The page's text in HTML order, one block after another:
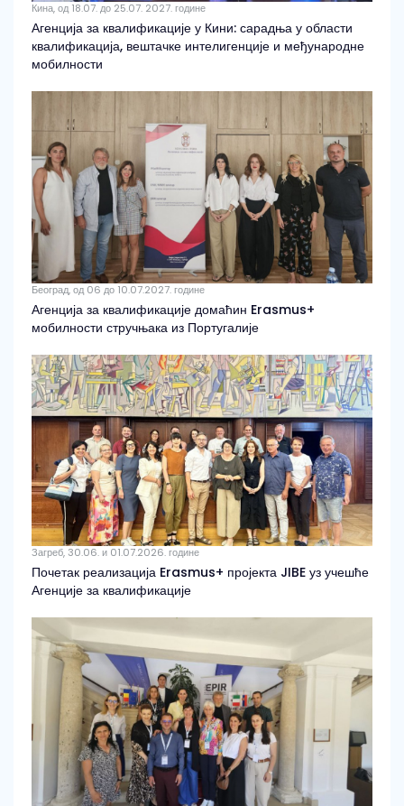
Кина, од 18.07. до 25.07. 2027. године
Агенција за квалификације у Кини: сарадња у области
квалификација, вештачке интелигенције и међународне
мобилности
Београд, од 06 до 10.07.2027. године
Агенција за квалификације домаћин Erasmus+
мобилности стручњака из Португалије
Загреб, 30.06. и 01.07.2026. године
Почетак реализација Erasmus+ пројекта JIBE уз учешће
Агенције за квалификације